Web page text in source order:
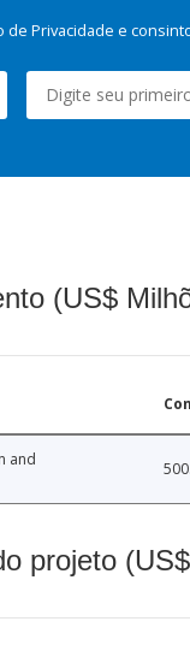
de Privacidade e
(US$
and
projeto